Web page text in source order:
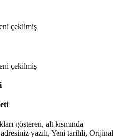
çekilmiş
çekilmiş
gösteren, alt kısmında
yazılı, Yeni tarihli, Orijinal